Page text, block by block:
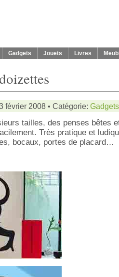
Gadgets Jouets Livres
février 2008 • Catégorie: Gadgets
tailles, des penses bêtes
Très pratique et
bocaux, portes de placard…